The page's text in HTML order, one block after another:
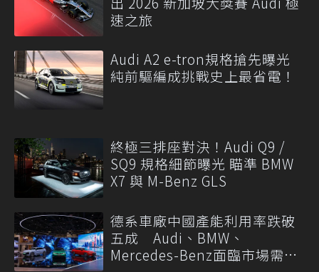
速之旅
Audi A2 e-tron規格搶先曝光
純前驅編成挑戰史上最省電！
終極三排座對決！Audi Q9 /
SQ9 規格細節曝光 瞄準 BMW
X7 與 M-Benz GLS
德系車廠中國產能利用率跌破
五成 Audi、BMW、
Mercedes-Benz面臨市場需求